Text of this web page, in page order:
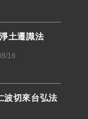
土遷識法
16
波切來台弘法